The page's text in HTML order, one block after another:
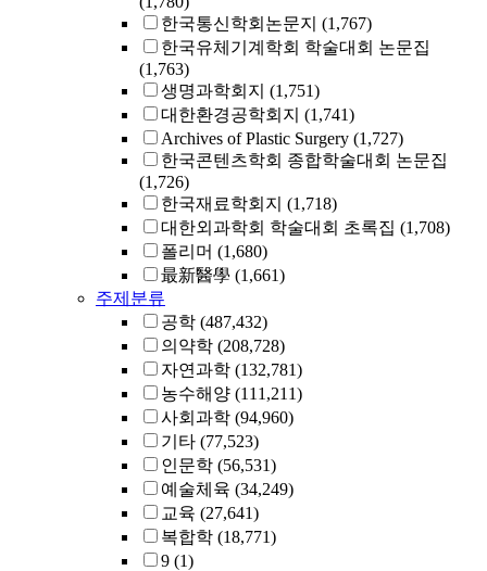
한국통신학회논문지 (1,767)
한국유체기계학회 학술대회 논문집
(1,763)
생명과학회지 (1,751)
대한환경공학회지 (1,741)
Archives of Plastic Surgery (1,727)
한국콘텐츠학회 종합학술대회 논문집
(1,726)
한국재료학회지 (1,718)
대한외과학회 학술대회 초록집 (1,708)
폴리머 (1,680)
最新醫學 (1,661)
주제분류
공학 (487,432)
의약학 (208,728)
자연과학 (132,781)
농수해양 (111,211)
사회과학 (94,960)
기타 (77,523)
인문학 (56,531)
예술체육 (34,249)
교육 (27,641)
복합학 (18,771)
9 (1)